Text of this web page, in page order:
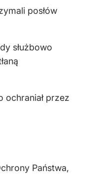
posłów
służbowo
ochraniał przez
Państwa,